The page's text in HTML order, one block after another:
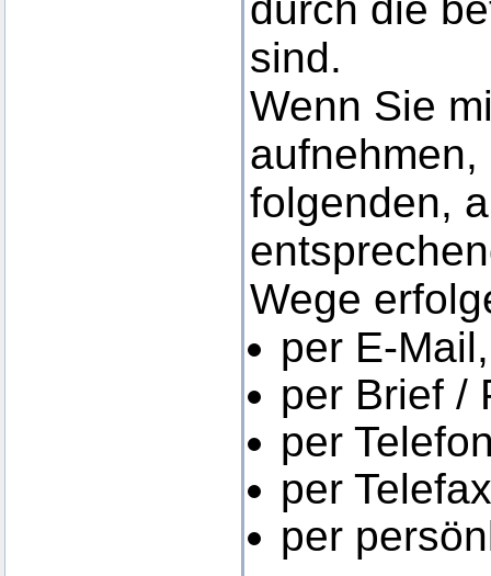
sind.
Wenn Sie
folgenden,
Wege
per E-Mail,
per Brief /
per
per
per